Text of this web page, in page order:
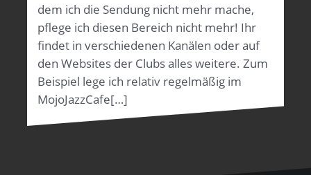
dem ich die Sendung nicht mehr mache,
pflege ich diesen Bereich nicht mehr! Ihr
findet in verschiedenen Kanälen oder auf
den Websites der Clubs alles weitere. Zum
Beispiel lege ich relativ regelmäßig im
MojoJazzCafe[…]